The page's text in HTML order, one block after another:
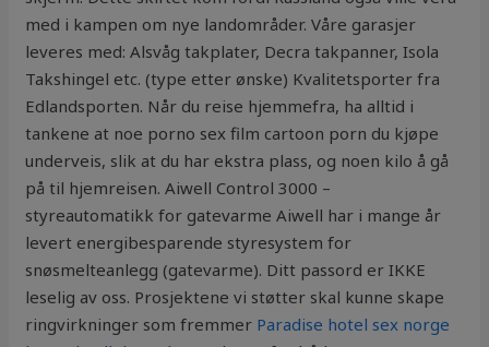
med i kampen om nye landområder. Våre garasjer
leveres med: Alsvåg takplater, Decra takpanner, Isola
Takshingel etc. (type etter ønske) Kvalitetsporter fra
Edlandsporten. Når du reise hjemmefra, ha alltid i
tankene at noe porno sex film cartoon porn du kjøpe
underveis, slik at du har ekstra plass, og noen kilo å gå
på til hjemreisen. Aiwell Control 3000 –
styreautomatikk for gatevarme Aiwell har i mange år
levert energibesparende styresystem for
snøsmelteanlegg (gatevarme). Ditt passord er IKKE
leselig av oss. Prosjektene vi støtter skal kunne skape
ringvirkninger som fremmer Paradise hotel sex norge